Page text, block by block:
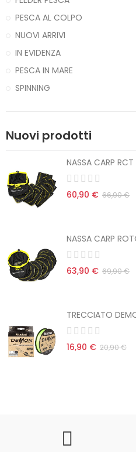
PESCA AL COLPO
NUOVI ARRIVI
IN EVIDENZA
PESCA IN MARE
SPINNING
Nuovi prodotti
NASSA CARP RCT
60,90 € 66,90 €
NASSA CARP
63,90 € 69,90 €
TRECCIATO
16,90 € 20,90 €